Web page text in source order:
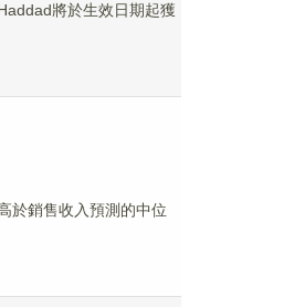
將於生效日期起獲
於銷售收入預測的中位